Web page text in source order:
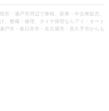
市・瀬戸市周辺で車検、新車・中古車販売、
、整備・修理、タイヤ保管ならアイ・オート
瀬戸市・春日井市・名古屋市・長久手市からも